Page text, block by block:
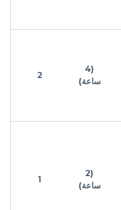
(4
ساعة)
2
(2
ساعة)
1